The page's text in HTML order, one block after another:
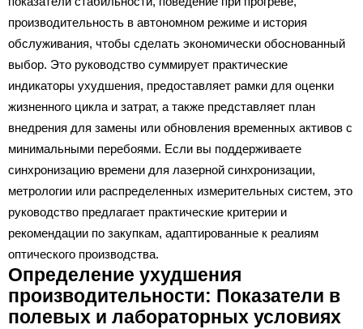
производительность в автономном режиме и история
обслуживания, чтобы сделать экономически обоснованный
выбор. Это руководство суммирует практические
индикаторы ухудшения, предоставляет рамки для оценки
жизненного цикла и затрат, а также представляет план
внедрения для замены или обновления временных активов с
минимальными перебоями. Если вы поддерживаете
синхронизацию времени для лазерной синхронизации,
метрологии или распределенных измерительных систем, это
руководство предлагает практические критерии и
рекомендации по закупкам, адаптированные к реалиям
оптического производства.
Определение ухудшения
производительности: Показатели в
полевых и лабораторных условиях